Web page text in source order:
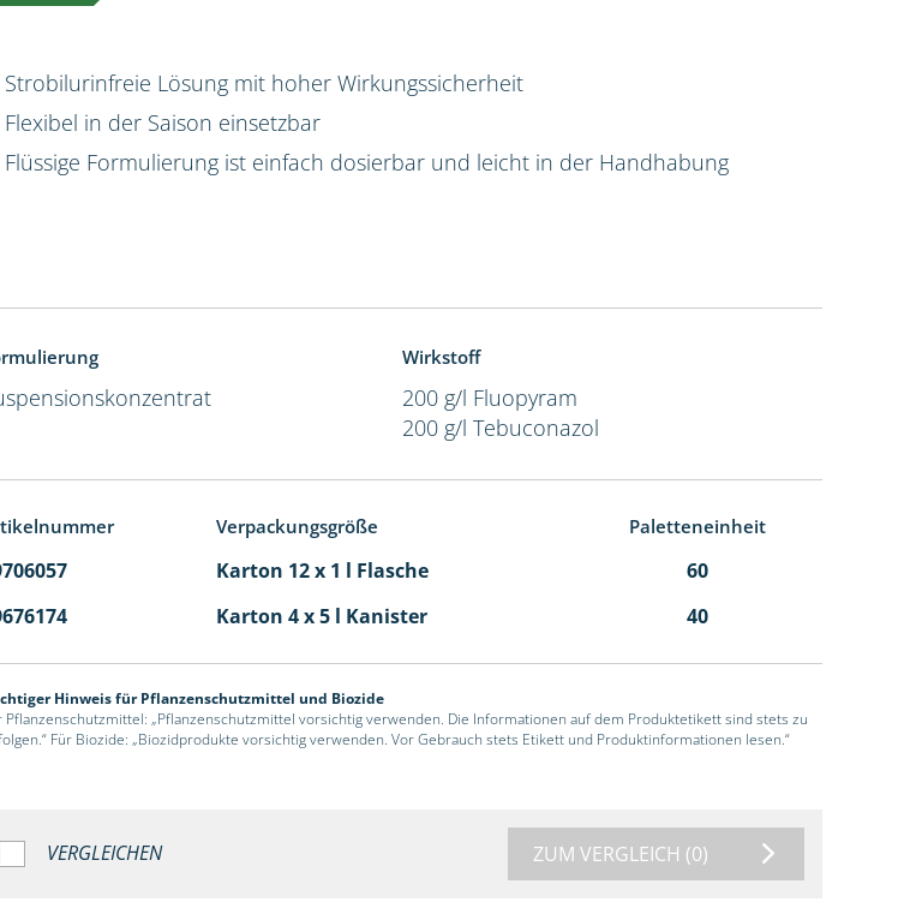
Strobilurinfreie Lösung mit hoher Wirkungssicherheit
Flexibel in der Saison einsetzbar
Flüssige Formulierung ist einfach dosierbar und leicht in der Handhabung
Wirkstoff
200 g/l Fluopyram
200 g/l Tebuconazol
Verpackungsgröße Paletteneinheit
Karton 12 x 1 l Flasche
60
Karton 4 x 5 l Kanister 40
Hinweis für Pflanzenschutzmittel und Biozide
Pflanzenschutzmittel: „Pflanzenschutzmittel vorsichtig verwenden. Die Informationen auf dem Produktetikett sind stets zu
Für Biozide: „Biozidprodukte vorsichtig verwenden. Vor Gebrauch stets Etikett und Produktinformationen lesen.“
VERGLEICHEN ZUM VERGLEICH (0)